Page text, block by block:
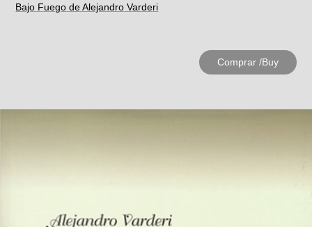
Bajo Fuego de Alejandro Varderi
Comprar /Buy